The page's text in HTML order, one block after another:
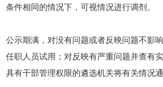
条件相同的情况下，可视情况进行调剂。
公示期满，对没有问题或者反映问题不影
任职人员试用；对反映有严重问题并查有
具有干部管理权限的遴选机关将有关情况